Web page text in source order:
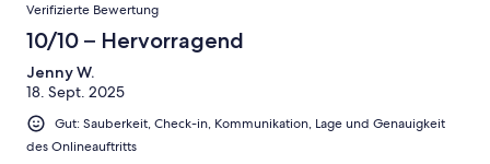
Verifizierte Bewertung
10/10 – Hervorragend
Jenny W.
18. Sept. 2025
Gut: Sauberkeit, Check-in, Kommunikation, Lage und Genauigkeit
des Onlineauftritts